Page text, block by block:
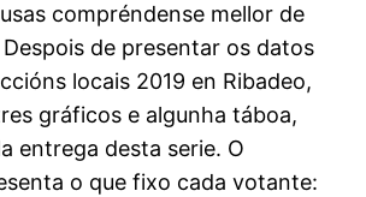
compréndense mellor de
de presentar os datos
locais 2019 en Ribadeo,
gráficos e algunha táboa,
entrega desta serie. O
o que fixo cada votante: